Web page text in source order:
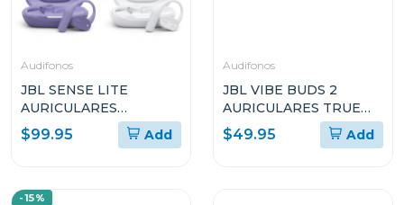
Audifonos
JBL SENSE LITE
AURICULARES
ABIERTOS TRUE
WIRELESS
$99.95 Add
Audifonos
JBL VIBE BUDS 2
AURICULARES TRUE
WIRELESS CON
CANCELACIÓN DE
$49.95 Add
-15%